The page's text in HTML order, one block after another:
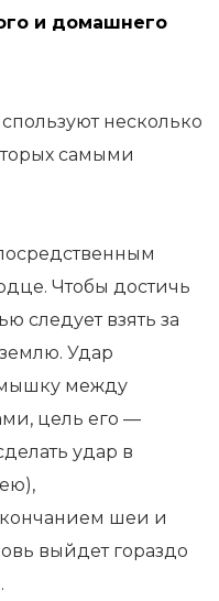
и домашнего
несколько
самыми
Чтобы достичь
следует взять за
Удар
между
цель его —
удар в
шеи и
выйдет гораздо